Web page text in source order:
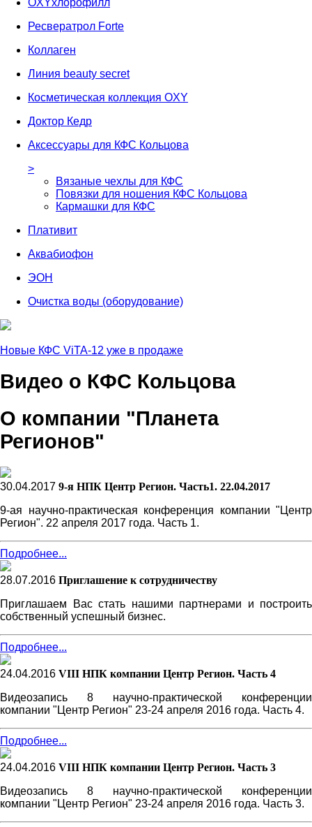
OXYхлорофилл
Ресвератрол Forte
Коллаген
Линия beauty secret
Косметическая коллекция OXY
Доктор Кедр
Аксессуары для КФС Кольцова
>
Вязаные чехлы для КФС
Повязки для ношения КФС Кольцова
Кармашки для КФС
Плативит
Аквабиофон
ЭОН
Очистка воды (оборудование)
Новые КФС ViTA-12 уже в продаже
Видео о КФС Кольцова
О компании "Планета
Регионов"
30.04.2017 9-я НПК Центр Регион. Часть1. 22.04.2017
9-ая научно-практическая конференция компании "Центр
Регион". 22 апреля 2017 года. Часть 1.
Подробнее...
28.07.2016 Приглашение к сотрудничеству
Приглашаем Вас стать нашими партнерами и построить
собственный успешный бизнес.
Подробнее...
24.04.2016 VIII НПК компании Центр Регион. Часть 4
Видеозапись 8 научно-практической конференции
компании "Центр Регион" 23-24 апреля 2016 года. Часть 4.
Подробнее...
24.04.2016 VIII НПК компании Центр Регион. Часть 3
Видеозапись 8 научно-практической конференции
компании "Центр Регион" 23-24 апреля 2016 года. Часть 3.